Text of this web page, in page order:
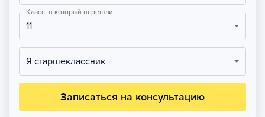
Класс, в который перешли
11
Я старшеклассник
Записаться на консультацию